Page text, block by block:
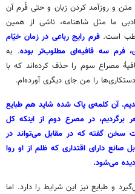
و روزآمد کردن زبان و حتی فُرم آن
ما مثل شاهنامه، ناشی از همین
است.فرم رایج رباعی در زمان خیّام
فرم سه قافیه‌ای مطلوب‌تر بوده. به
مصراع سوم را حذف کرده‌اند که با
را من جای دیگری آورده‌ام.
آن کلمه‌ی پاک شده شاید هم طبایع
برگردیم، در مصرع دوم از اینکه کل
سخن گفته که در مقابل می‌تواند در
صانع دارای اقتداری که ظلم از او روا
می‌شود.
و طبایع نیز این شرایط را دارد. اما